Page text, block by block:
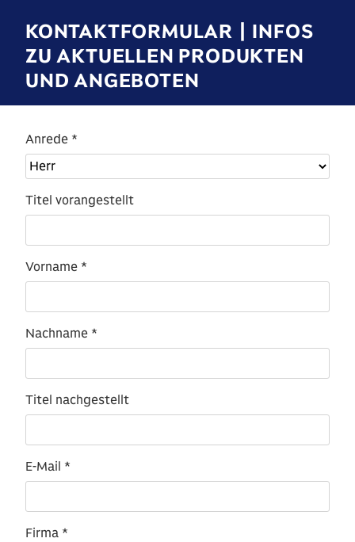
KONTAKTFORMULAR | INFOS
ZU AKTUELLEN PRODUKTEN
UND ANGEBOTEN
Anrede *
Titel vorangestellt
Vorname *
Nachname *
Titel nachgestellt
E-Mail *
Firma *